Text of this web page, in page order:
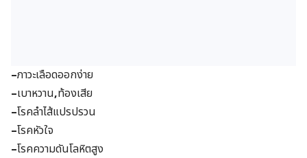
–ภาวะเลือดออกง่าย
–เบาหวาน,ท้องเสีย
–โรคลำไส้แปรปรวน
–โรคหัวใจ
–โรคความดันโลหิตสูง